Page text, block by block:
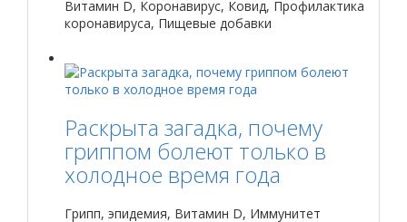
Витамин D, Коронавирус, Ковид, Профилактика
коронавируса, Пищевые добавки
Раскрыта загадка, почему
гриппом болеют только в
холодное время года
Грипп, эпидемия, Витамин D, Иммунитет